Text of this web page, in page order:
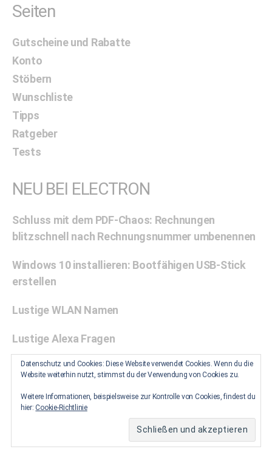
Seiten
Gutscheine und Rabatte
Konto
Stöbern
Wunschliste
Tipps
Ratgeber
Tests
NEU BEI ELECTRON
Schluss mit dem PDF-Chaos: Rechnungen
blitzschnell nach Rechnungsnummer umbenennen
Windows 10 installieren: Bootfähigen USB-Stick
erstellen
Lustige WLAN Namen
Lustige Alexa Fragen
Zwischenablage unter Windows 10 aktivieren: Eine
Melden Impressum
Datenschutz und Cookies: Diese Website verwendet Cookies. Wenn du die
Website weiterhin nutzt, stimmst du der Verwendung von Cookies zu.
Weitere Informationen, beispielsweise zur Kontrolle von Cookies, findest du
hier:Cookie-Richtlinie